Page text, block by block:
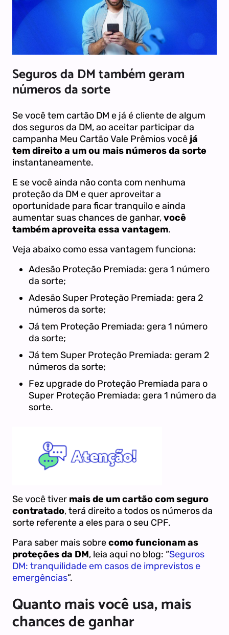
Seguros da DM também geram
números da sorte
Se você tem cartão DM e já é cliente de algum
dos seguros da DM, ao aceitar participar da
campanha Meu Cartão Vale Prêmios você já
tem direito a um ou mais números da sorte
instantaneamente.
E se você ainda não conta com nenhuma
proteção da DM e quer aproveitar a
oportunidade para ficar tranquilo e ainda
aumentar suas chances de ganhar,você
também aproveita essa vantagem.
Veja abaixo como essa vantagem funciona:
Adesão Proteção Premiada: gera 1 número
da sorte;
Adesão Super Proteção Premiada: gera 2
números da sorte;
Já tem Proteção Premiada: gera 1 número
da sorte;
Já tem Super Proteção Premiada: geram 2
números da sorte;
Fez upgrade do Proteção Premiada para o
Super Proteção Premiada: gera 1 número da
sorte.
Se você tiver mais de um cartão com seguro
contratado, terá direito a todos os números da
sorte referente a eles para o seu CPF.
Para saber mais sobrecomo funcionam as
proteções da DM, leia aqui no blog: “Seguros
DM: tranquilidade em casos de imprevistos e
emergências”.
Quanto mais você usa, mais
chances de ganhar